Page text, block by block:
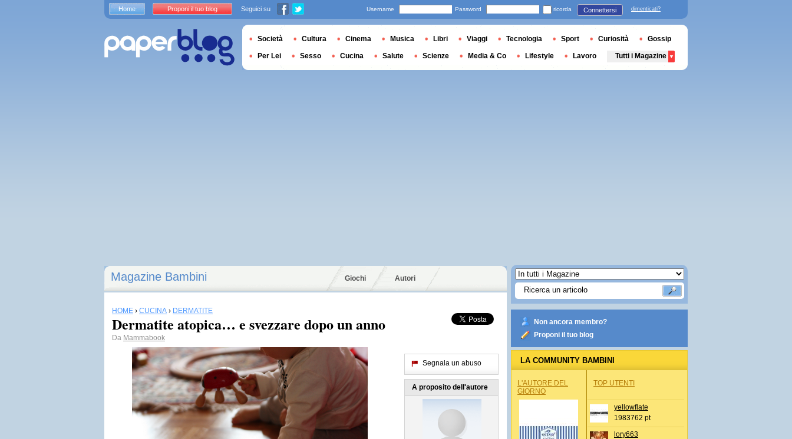
Magazine Bambini Giochi Autori
HOME › CUCINA › DERMATITE
Dermatite atopica… e svezzare dopo un anno
Da Mammabook
Segnala un abuso
A proposito dell'autore
Non ancora membro?
Proponi il tuo blog
LA COMMUNITY BAMBINI
L'AUTORE DEL
GIORNO
TOP UTENTI
yellowflate
1983762 pt
lory663
Home Proponi il tuo blog Seguici su Username Password ricorda Connettersi dimenticati?
Società Cultura Cinema Musica Libri Viaggi Tecnologia Sport Curiosità Gossip
Per Lei Sesso Cucina Salute Scienze Media & Co Lifestyle Lavoro Tutti i Magazine